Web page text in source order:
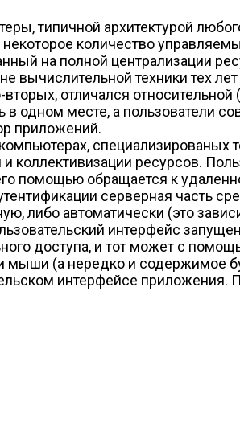
типичной архитектурой
количество
на полной централизации
техники тех
отличался относительной
одном месте, а пользователи
приложений.
специализированых
ресурсов.
помощью обращается к
серверная часть
либо автоматически (это
интерфейс
доступа, и тот может с
(а нередко и содержимое
интерфейсе приложения.